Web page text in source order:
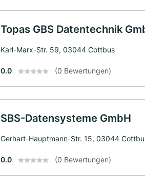
Topas GBS Datentechnik
Karl-Marx-Str. 59, 03044 Cottbus
0.0 (0 Bewertungen)
SBS-Datensysteme GmbH
Gerhart-Hauptmann-Str. 15, 03044
0.0 (0 Bewertungen)